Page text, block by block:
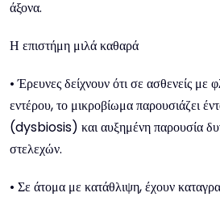
άξονα.
Η επιστήμη μιλά καθαρά
• Έρευνες δείχνουν ότι σε ασθενείς
εντέρου, το μικροβίωμα παρουσιάζει
(dysbiosis) και αυξημένη παρουσία
στελεχών.
• Σε άτομα με κατάθλιψη, έχουν